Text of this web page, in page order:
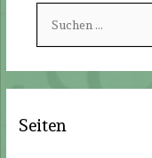
h
n
Seiten